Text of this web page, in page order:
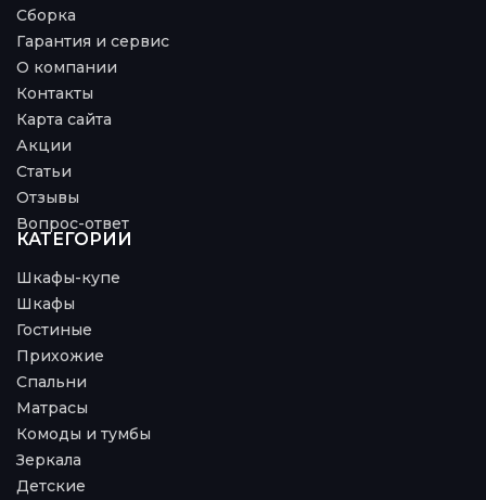
Сборка
Гарантия и сервис
О компании
Контакты
Карта сайта
Акции
Статьи
Отзывы
Вопрос-ответ
КАТЕГОРИИ
Шкафы-купе
Шкафы
Гостиные
Прихожие
Спальни
Матрасы
Комоды и тумбы
Зеркала
Детские